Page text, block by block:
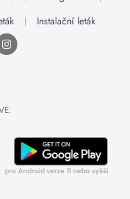
Instalační leták
pro Android verze 11 nebo vyšší